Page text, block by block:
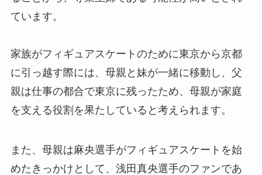
ています。
家族がフィギュアスケートのために東京から京都
に引っ越す際には、母親と妹が一緒に移動し、父
親は仕事の都合で東京に残ったため、母親が家庭
を支える役割を果たしていると考えられます。
また、母親は麻央選手がフィギュアスケートを始
めたきっかけとして、浅田真央選手のファンであ